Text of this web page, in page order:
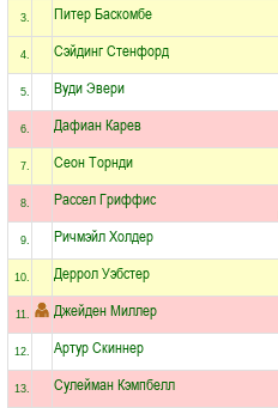
3. Питер Баскомбе
4. Сэйдинг Стенфорд
5. Вуди Эвери
6. Дафиан Карев
7. Сеон Торнди
8. Рассел Гриффис
9. Ричмэйл Холдер
10. Деррол Уэбстер
11. Джейден Миллер
12. Артур Скиннер
13. Сулейман Кэмпбелл